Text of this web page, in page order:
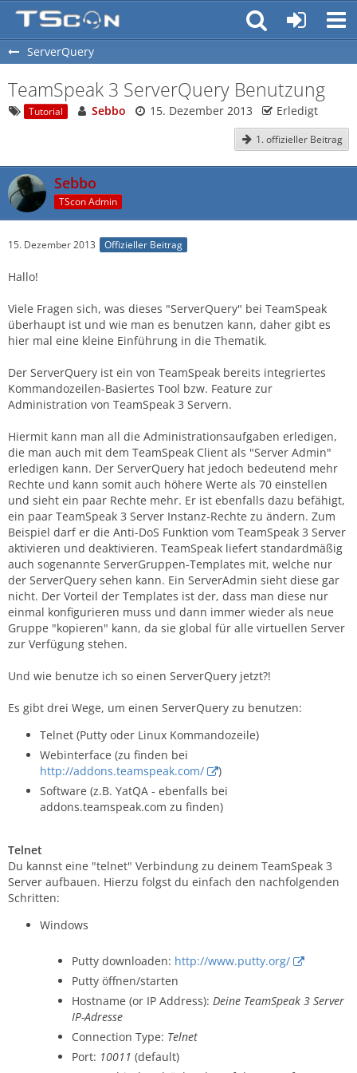
ServerQuery
TeamSpeak 3 ServerQuery Benutzung
Tutorial Sebbo 15. Dezember 2013 Erledigt
1. offizieller Beitrag
Sebbo
TScon Admin
15. Dezember 2013 Offizieller Beitrag
Hallo!
Viele Fragen sich, was dieses "ServerQuery" bei TeamSpeak
überhaupt ist und wie man es benutzen kann, daher gibt es
hier mal eine kleine Einführung in die Thematik.
Der ServerQuery ist ein von TeamSpeak bereits integriertes
Kommandozeilen-Basiertes Tool bzw. Feature zur
Administration von TeamSpeak 3 Servern.
Hiermit kann man all die Administrationsaufgaben erledigen,
die man auch mit dem TeamSpeak Client als "Server Admin"
erledigen kann. Der ServerQuery hat jedoch bedeutend mehr
Rechte und kann somit auch höhere Werte als 70 einstellen
und sieht ein paar Rechte mehr. Er ist ebenfalls dazu befähigt,
ein paar TeamSpeak 3 Server Instanz-Rechte zu ändern. Zum
Beispiel darf er die Anti-DoS Funktion vom TeamSpeak 3 Server
aktivieren und deaktivieren. TeamSpeak liefert standardmäßig
auch sogenannte ServerGruppen-Templates mit, welche nur
der ServerQuery sehen kann. Ein ServerAdmin sieht diese gar
nicht. Der Vorteil der Templates ist der, dass man diese nur
einmal konfigurieren muss und dann immer wieder als neue
Gruppe "kopieren" kann, da sie global für alle virtuellen Server
zur Verfügung stehen.
Und wie benutze ich so einen ServerQuery jetzt?!
Es gibt drei Wege, um einen ServerQuery zu benutzen:
Telnet (Putty oder Linux Kommandozeile)
Webinterface (zu finden bei
http://addons.teamspeak.com/
)
Software (z.B. YatQA - ebenfalls bei
addons.teamspeak.com zu finden)
Telnet
Du kannst eine "telnet" Verbindung zu deinem TeamSpeak 3
Server aufbauen. Hierzu folgst du einfach den nachfolgenden
Schritten:
Windows
Putty downloaden: http://www.putty.org/
Putty öffnen/starten
Hostname (or IP Address): Deine TeamSpeak 3 Server
IP-Adresse
Connection Type: Telnet
Port: 10011 (default)